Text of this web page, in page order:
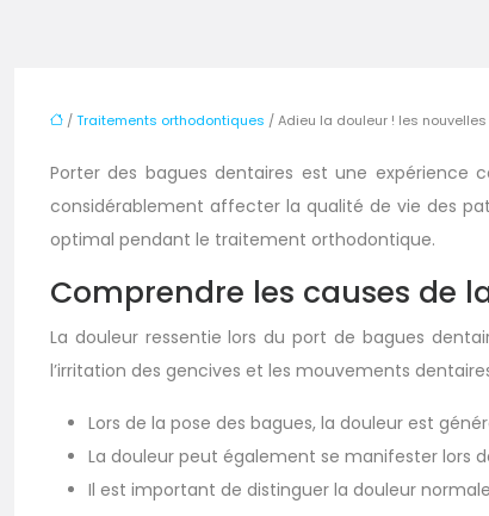
/Traitements orthodontiques / Adieu la douleur ! les
Porter des bagues dentaires est une expérience
considérablement affecter la qualité de vie des
optimal pendant le traitement orthodontique.
Comprendre les causes de
La douleur ressentie lors du port de bagues
l’irritation des gencives et les mouvements
Lors de la pose des bagues, la douleur est
La douleur peut également se manifester lors
Il est important de distinguer la douleur